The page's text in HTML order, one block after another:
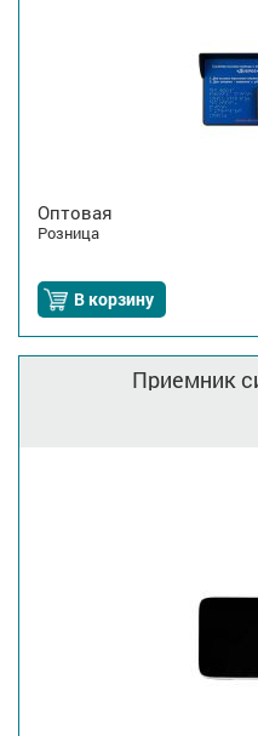
Оптовая
Розница
В корзину
Приемник